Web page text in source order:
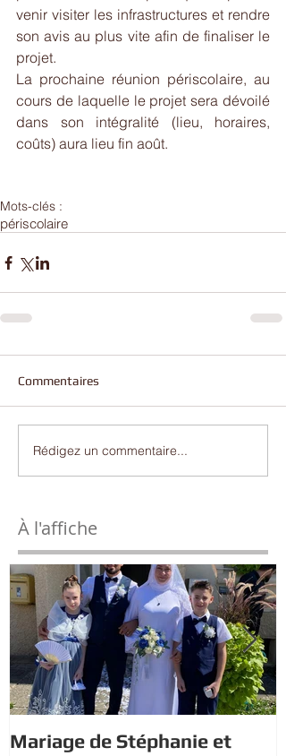
venir visiter les infrastructures et rendre
son avis au plus vite afin de finaliser le
projet.
La prochaine réunion périscolaire, au
cours de laquelle le projet sera dévoilé
dans son intégralité (lieu, horaires,
coûts) aura lieu fin août.
Mots-clés :
périscolaire
Commentaires
Rédigez un commentaire...
À l'affiche
Mariage de Stéphanie et